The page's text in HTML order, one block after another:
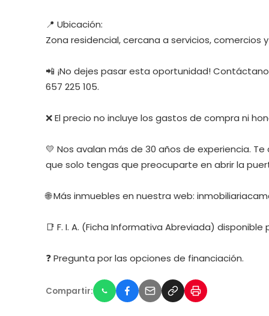
📍 Ubicación:
Zona residencial, cercana a servicios,
📲 ¡No dejes pasar esta oportunidad!
657 225 105.
❌ El precio no incluye los gastos de compra ni
💛 Nos avalan más de 30 años de experiencia.
que solo tengas que preocuparte en abrir la
🌐 Más inmuebles en nuestra web:
📑 F. I. A. (Ficha Informativa Abreviada) disponible
❓ Pregunta por las opciones de financiación.
Compartir: